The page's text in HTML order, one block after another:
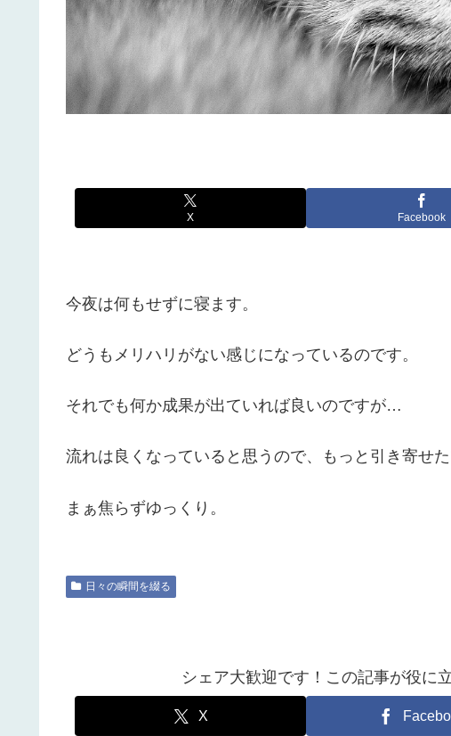
X Facebook
今夜は何もせずに寝ます。
どうもメリハリがない感じになっているのです。
それでも何か成果が出ていれば良いのですが…
流れは良くなっていると思うので、もっと引き寄せた
まぁ焦らずゆっくり。
日々の瞬間を綴る
シェア大歓迎です！この記事が役に
X